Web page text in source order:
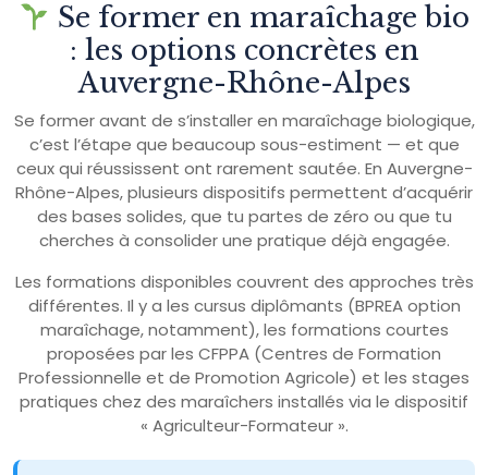
Se former en maraîchage bio
: les options concrètes en
Auvergne-Rhône-Alpes
Se former avant de s’installer en maraîchage biologique,
c’est l’étape que beaucoup sous-estiment — et que
ceux qui réussissent ont rarement sautée. En Auvergne-
Rhône-Alpes, plusieurs dispositifs permettent d’acquérir
des bases solides, que tu partes de zéro ou que tu
cherches à consolider une pratique déjà engagée.
Les formations disponibles couvrent des approches très
différentes. Il y a les cursus diplômants (BPREA option
maraîchage, notamment), les formations courtes
proposées par les CFPPA (Centres de Formation
Professionnelle et de Promotion Agricole) et les stages
pratiques chez des maraîchers installés via le dispositif
« Agriculteur-Formateur ».